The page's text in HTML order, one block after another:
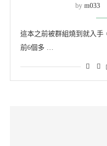
by m033
這本之前被群組燒到就入手
前6個多 …